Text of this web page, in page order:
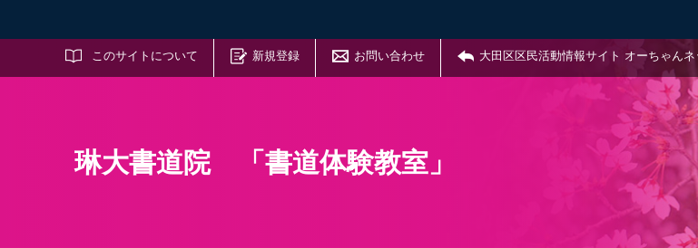
このサイトについて 新規登録 お問い合わせ 大田区区民活動情報サイト オーちゃんネ
サイト内検索
琳大書道院 「書道体験教室」